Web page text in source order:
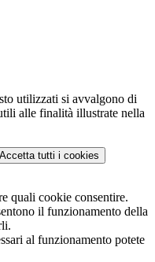
utilizzati si avvalgono di
alle finalità illustrate nella
Accetta tutti i cookies
quali cookie consentire.
il funzionamento della
al funzionamento potete